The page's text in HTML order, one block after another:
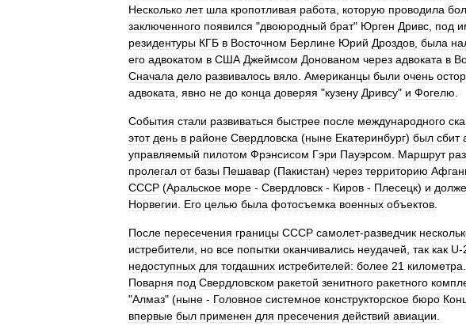
Несколько лет шла кропотливая работа которую проводила
заключенного появился "двоюродный брат" Юрген Дривс под
резидентуры КГБ в Восточном Берлине Юрий Дроздов была
его адвокатом в США Джеймсом Донованом через адвоката в
Сначала дело развивалось вяло Американцы были очень
адвоката явно не до конца доверяя "кузену Дривсу" и Фогелю
События стали развиваться быстрее после международного
этот день в районе Свердловска (ныне Екатеринбург) был сбит
управляемый пилотом Фрэнсисом Гэри Пауэрсом Маршрут
пролегал от базы Пешавар (Пакистан) через территорию
СССР (Аральское море - Свердловск - Киров - Плесецк) и
Норвегии
Его целью была фотосъемка военных объектов
После пересечения границы СССР самолет-разведчик
истребители
но все попытки оканчивались неудачей так как U-
недоступных для тогдашних истребителей: более 21 километра
Поварня под Свердловском ракетой зенитного ракетного
"Алмаз" (ныне - Головное системное конструкторское бюро
впервые был применен для пресечения действий авиации